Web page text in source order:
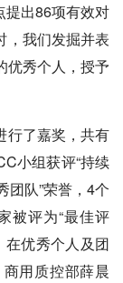
提出86项有效对
，我们发掘并表
优秀个人，授予
行了嘉奖，共有
小组获评“持续
团队”荣誉，4个
被评为“最佳评
在优秀个人及团
用质控部薛晨